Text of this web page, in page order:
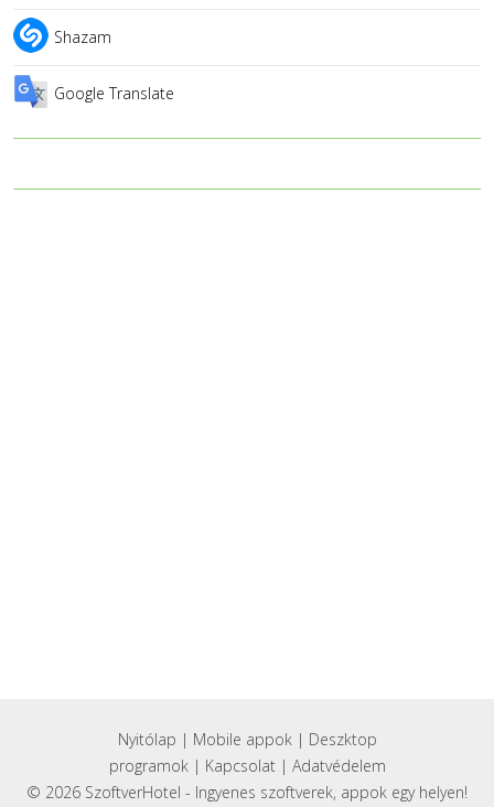
Shazam
Google Translate
Nyitólap | Mobile appok| Deszktop
programok| Kapcsolat| Adatvédelem
© 2026 SzoftverHotel - Ingyenes szoftverek, appok egy helyen!